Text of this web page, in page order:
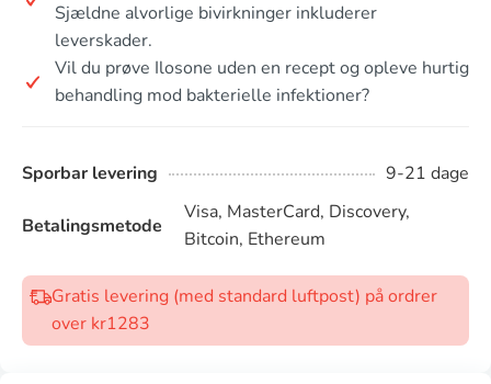
Sjældne alvorlige bivirkninger inkluderer
leverskader.
Vil du prøve Ilosone uden en recept og opleve hurtig
behandling mod bakterielle infektioner?
Sporbar levering 9-21 dage
Betalingsmetode
Visa, MasterCard, Discovery,
Bitcoin, Ethereum
Gratis levering (med standard luftpost) på ordrer
over kr1283